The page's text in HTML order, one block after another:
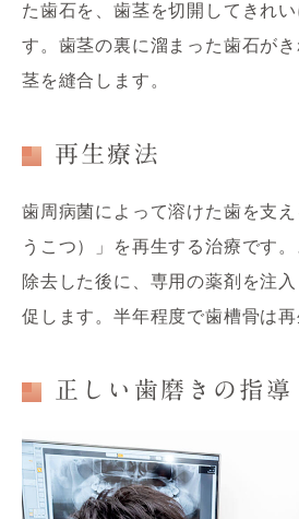
た歯石を、歯茎を切開してきれ
す。歯茎の裏に溜まった歯石が
茎を縫合します。
再生療法
歯周病菌によって溶けた歯を支
うこつ）」を再生する治療です
除去した後に、専用の薬剤を注
促します。半年程度で歯槽骨は再
正しい歯磨きの指導